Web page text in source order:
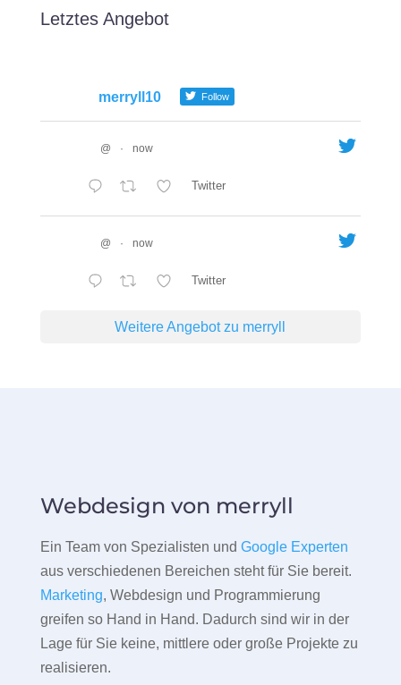
Letztes Angebot
merryll10 Follow
@ · now
Twitter
@ · now
Twitter
Weitere Angebot zu merryll
Webdesign von merryll
Ein Team von Spezialisten und Google Experten
aus verschiedenen Bereichen steht für Sie bereit.
Marketing, Webdesign und Programmierung
greifen so Hand in Hand. Dadurch sind wir in der
Lage für Sie keine, mittlere oder große Projekte zu
realisieren.